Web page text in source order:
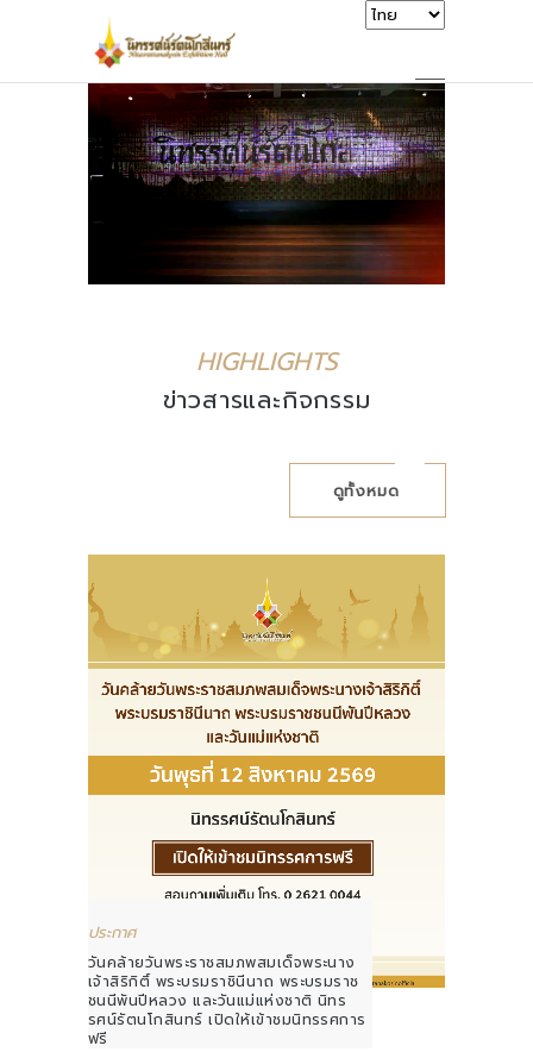
HIGHLIGHTS
ข่าวสารและกิจกรรม
ดูทั้งหมด
ประกาศ
วันคล้ายวันพระราชสมภพสมเด็จพระนาง
เจ้าสิริกิติ์ พระบรมราชินีนาถ พระบรมราช
ชนนีพันปีหลวง และวันแม่แห่งชาติ นิทร
รศน์รัตนโกสินทร์ เปิดให้เข้าชมนิทรรศการ
ฟรี